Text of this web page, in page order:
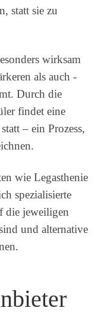
statt sie zu
wirksam
als auch -
Durch die
findet eine
– ein Prozess,
wie Legasthenie
spezialisierte
die jeweiligen
und alternative